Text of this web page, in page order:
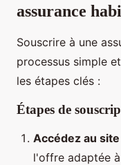
assurance
Souscrire à une
processus simple
les étapes clés :
Étapes de
Accédez au site
l'offre adaptée